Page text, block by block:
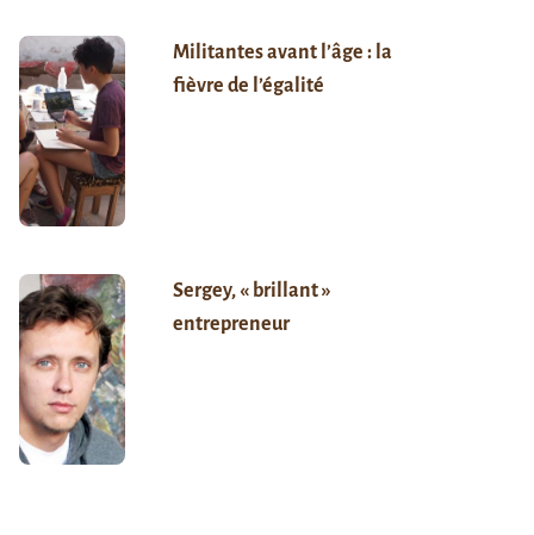
Militantes avant l’âge : la
fièvre de l’égalité
Sergey, « brillant »
entrepreneur